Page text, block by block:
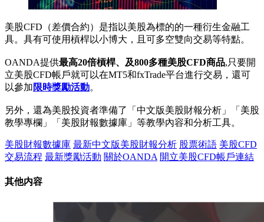
美股CFD（差價合約）是指以美股為標的的一種衍生金融工
具。具有可使用槓桿以小博大，且可多空雙向交易等特點。
OANDA提供最高20倍槓桿、及800多種美股CFD商品,只要開
立美股CFD帳戶就可以在MT5和fxTrade平台進行交易，還可
以參加限時獎勵活動。
另外，還為美股投資者準備了「中文版美股財報分析」「美股
教學專欄」「美股財報數據庫」等教學內容和分析工具。
美股財報數據庫 最新中文版美股財報分析 股票術語 美股CFD
交易流程 最新獎勵活動 關於OANDA 開立美股CFD帳戶連結
其他内容